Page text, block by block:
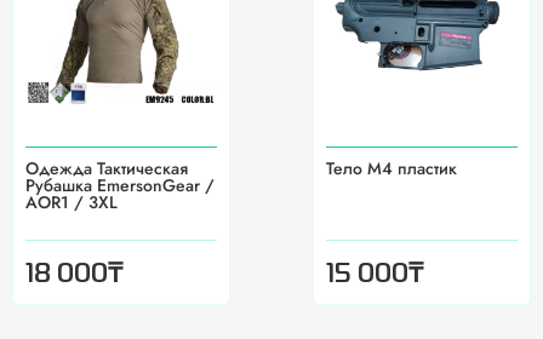
Одежда Тактическая
Рубашка EmersonGear /
AOR1 / 3XL
18 000₸
Тело М4 пластик
15 000₸